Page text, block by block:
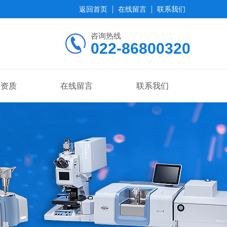
返回首页 在线留言 联系我们
咨询热线
022-86800320
质 在线留言 联系我们